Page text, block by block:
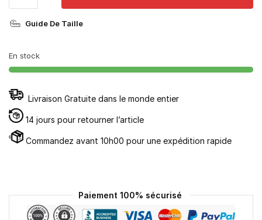
Sweat
Plaid
Rose
Guide De Taille
En stock
Livraison Gratuite dans le monde entier
14 jours pour retourner l’article
Commandez avant 10h00 pour une expédition rapide
Paiement 100% sécurisé